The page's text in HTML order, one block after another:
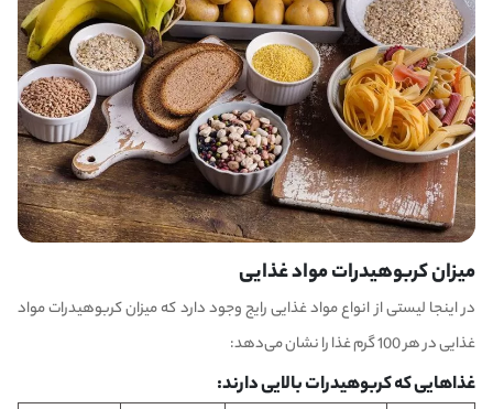
میزان کربوهیدرات مواد غذایی
در اینجا لیستی از انواع مواد غذایی رایج وجود دارد که میزان کربوهیدرات مواد
غذایی در هر 100 گرم غذا را نشان می‌دهد:
غذاهایی که کربوهیدرات بالایی دارند: